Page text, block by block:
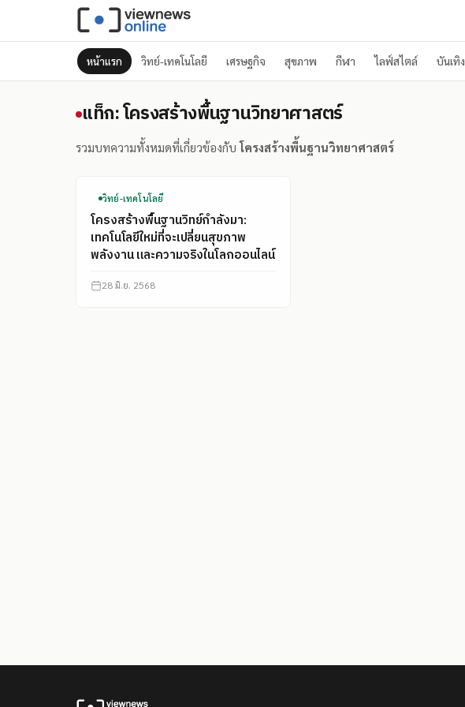
หน้าแรก วิทย์-เทคโนโลยี เศรษฐกิจ สุขภาพ กีฬา ไลฟ์สไตล์ บันเทิง
แท็ก: โครงสร้างพื้นฐานวิทยาศาสตร์
แท็ก: โครงสร้างพื้นฐานวิทยาศาสตร์
รวมบทความทั้งหมดที่เกี่ยวข้องกับโครงสร้างพื้นฐานวิทยาศาสตร์
วิทย์-เทคโนโลยี
โครงสร้างพื้นฐานวิทย์กำลังมา:
เทคโนโลยีใหม่ที่จะเปลี่ยนสุขภาพ
พลังงาน และความจริงในโลกออนไลน์
28 มิ.ย. 2568